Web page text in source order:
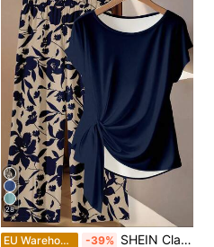
28
EU Warehouse -39% SHEIN Clasi Set de 2 piese pentru femei, bleumarin, cu bluză și pantaloni drepți, cu nod și fundă